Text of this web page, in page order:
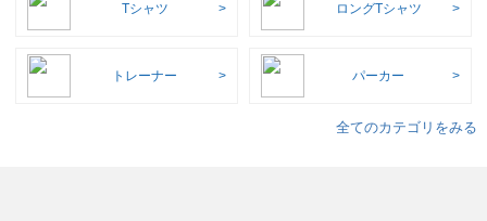
Tシャツ ロングTシャツ
トレーナー パーカー
全てのカテゴリをみる